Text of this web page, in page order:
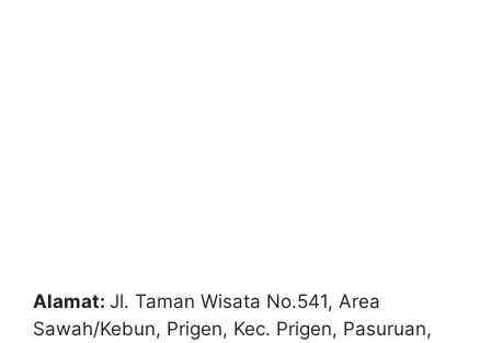
Alamat: Jl. Taman Wisata No.541, Area
Sawah/Kebun, Prigen, Kec. Prigen, Pasuruan,